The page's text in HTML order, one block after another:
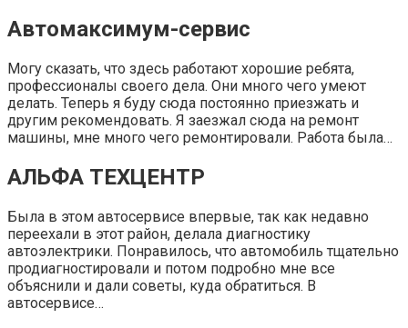
Автомаксимум-сервиc
Могу сказать, что здесь работают хорошие ребята,
профессионалы своего дела. Они много чего умеют
делать. Теперь я буду сюда постоянно приезжать и
другим рекомендовать. Я заезжал сюда на ремонт
машины, мне много чего ремонтировали. Работа была…
АЛЬФА ТЕХЦЕНТР
Была в этом автосервисе впервые, так как недавно
переехали в этот район, делала диагностику
автоэлектрики. Понравилось, что автомобиль тщательно
продиагностировали и потом подробно мне все
объяснили и дали советы, куда обратиться. В
автосервисе…